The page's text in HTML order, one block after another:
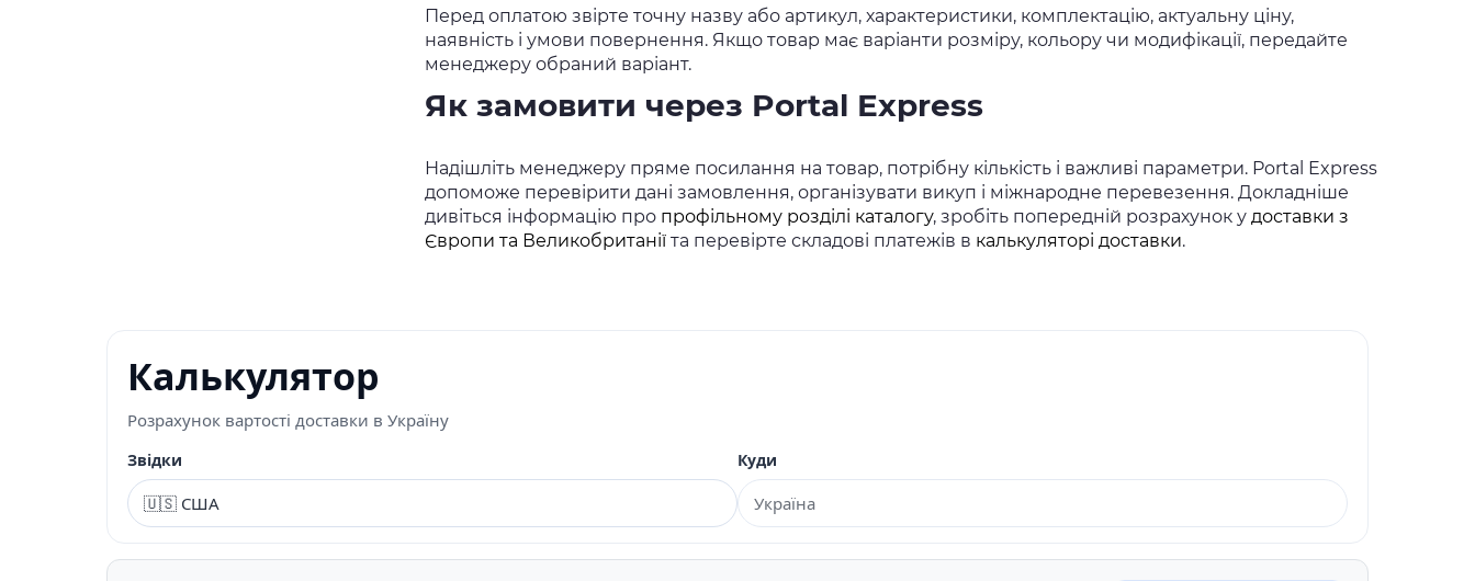
Перед оплатою звірте точну назву або артикул, характеристики, комплектацію, актуальну ціну,
наявність і умови повернення. Якщо товар має варіанти розміру, кольору чи модифікації, передайте
менеджеру обраний варіант.
Як замовити через Portal Express
Надішліть менеджеру пряме посилання на товар, потрібну кількість і важливі параметри. Portal Express
допоможе перевірити дані замовлення, організувати викуп і міжнародне перевезення. Докладніше
дивіться інформацію про профільному розділі каталогу, зробіть попередній розрахунок у доставки з
Європи та Великобританії та перевірте складові платежів в калькуляторі доставки.
Калькулятор
Розрахунок вартості доставки в Україну
Звідки Куди